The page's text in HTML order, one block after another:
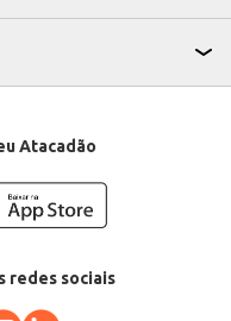
Atacadão
redes sociais